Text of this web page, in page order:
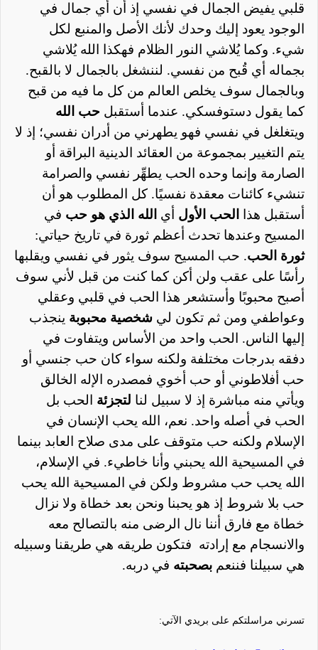
قلبي يفيض الجمال في نفسي إذ أن أي جمال في
الوجود يعود إليك وحدك لأنك الأصل والمنبع لكل
شيء. وكما يُلاشي النور الظلام فهكذا الله يُلاشي
بجماله أي قُبح من نفسي. لننشغل بالجمال لا بالقبح.
وبالجمال سوف يخلص العالم من كل ما فيه من قبح
كما يقول دستوفسكي. عندما أستقبل حب الله
ويتغلغل في نفسي فهو يطهرني من أدران نفسي؛ إذ لا
يتم التغيير بمجموعة من العقائد الدينية البراقة أو
الصارمة وإنما وحده الحب يطهِّر نفسي والصرامة
تنشيء كائنات معقدة نفسيًا. كل المطلوب هو أن
أستقبل هذا
الحب الأول أي الله الذي هو حب في
المسيح وعندها تحدث أعظم ثورة في تاريخ حياتي:
ثورة الحب. حب المسيح سوف يثور في نفسي ويقلبها
رأسًا على عقب ولن أكن كما كنت من قبل لأني سوف
أصبح محبوبًا وأستشعر هذا الحب في قلبي وعقلي
وعواطفي ومن ثم تكون لي شخصية محبوبة ينجذب
إليها الناس. الحب واحد من الأساس ويتفاوت في
دفقه بدرجات مختلفة ولكنه سواء كان حب جنسي أو
حب أفلاطوني أو حب أخوي فمصدره الإله الخالق
ويأتي منه مباشرة إذ لا سبيل لنا لتجزئة الحب بل
الحب في أصله واحد. نعم، الله يحب الإنسان في
الإسلام ولكنه حب متوقف على مدى صلاح العابد بينما
في المسيحية الله يحبني وأنا خاطيء. في الإسلام،
الله يحب حب مشروط ولكن في المسيحية الله يحب
حب بلا شروط إذ هو يحبنا ونحن بعد خطاة ولا نزال
خطاة مع فارق أننا نال الرضى منه بالتصالح معه
والانسجام مع إرادته فتكون طريقه هي طريقنا وسبيله
هي سبيلنا فننعم بصحبته في دربه.
تسرني مراسلتكم على بريدي الآتي: